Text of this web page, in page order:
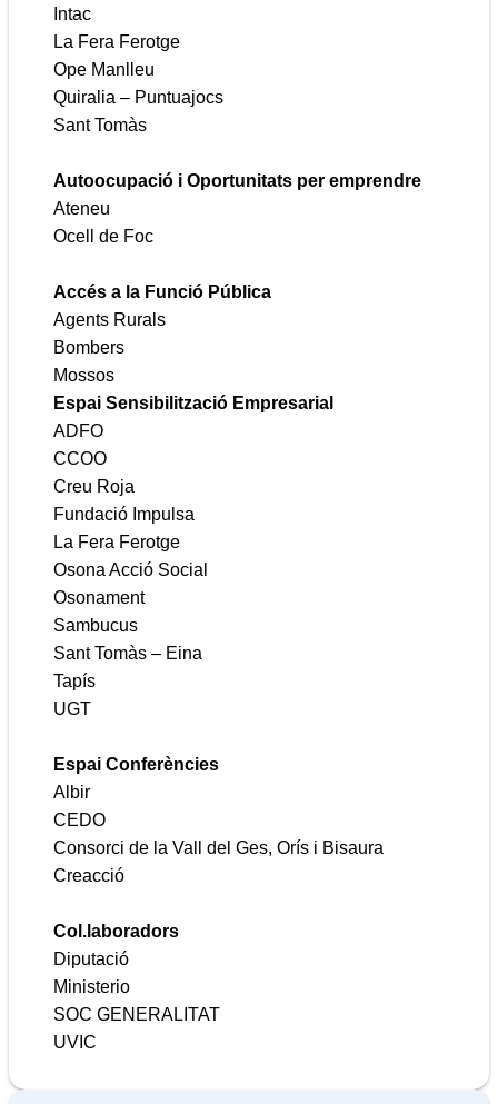
Intac
La Fera Ferotge
Ope Manlleu
Quiralia – Puntuajocs
Sant Tomàs
Autoocupació i Oportunitats per emprendre
Ateneu
Ocell de Foc
Accés a la Funció Pública
Agents Rurals
Bombers
Mossos
Espai Sensibilització Empresarial
ADFO
CCOO
Creu Roja
Fundació Impulsa
La Fera Ferotge
Osona Acció Social
Osonament
Sambucus
Sant Tomàs – Eina
Tapís
UGT
Espai Conferències
Albir
CEDO
Consorci de la Vall del Ges, Orís i Bisaura
Creacció
Col.laboradors
Diputació
Ministerio
SOC GENERALITAT
UVIC